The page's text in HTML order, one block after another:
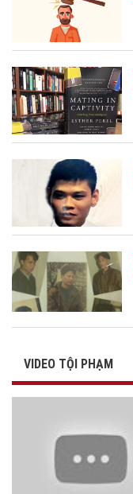
VIDEO TỘI PHẠM